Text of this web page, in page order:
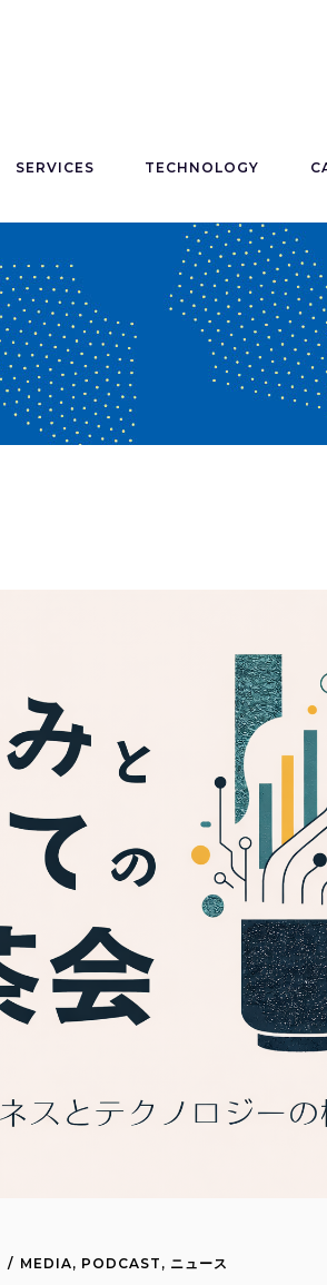
SERVICES TECHNOLOGY
MEDIA, PODCAST , ニュース